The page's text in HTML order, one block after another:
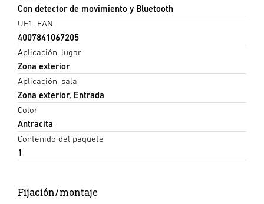
Con detector de movimiento y Bluetooth
UE1, EAN
4007841067205
Aplicación, lugar
Zona exterior
Aplicación, sala
Zona exterior, Entrada
Color
Antracita
Contenido del paquete
1
Fijación/montaje